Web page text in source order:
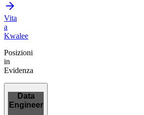
Vita
a
Kwalee
Posizioni
in
Evidenza
Data
Engineer